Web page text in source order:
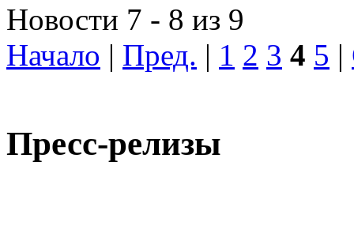
Новости 7 - 8 из 9
Начало | Пред. | 1 2 3 4 5 |
Пресс-релизы